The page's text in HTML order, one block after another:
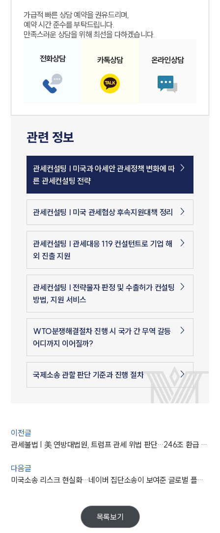
가급적 빠른 상담 예약을 권유드리며,
예약 시간 준수를 부탁드립니다.
만족스러운 상담을 위해 최선을 다하겠습니다.
전화상담 카톡상담 온라인상담
관련 정보
관세컨설팅 | 미국과 아세안 관세정책 변화에 따
른 관세컨설팅 전략
관세컨설팅 | 미국 관세협상 후속지원대책 정리
관세컨설팅 | 관세대응 119 컨설턴트로 기업 해
외 진출 지원
관세컨설팅 | 전략물자 판정 및 수출허가 컨설팅
방법, 지원 서비스
WTO분쟁해결절차 진행 시 국가 간 무역 갈등
어디까지 이어질까?
국제소송 관할 판단 기준과 진행 절차
이전글
관세불법 | 美 연방대법원, 트럼프 관세 위법 판단…246조 환급 논의
다음글
미국소송 리스크 현실화…네이버 집단소송이 보여준 글로벌 플랫폼 기업의 사법 리스크
목록보기